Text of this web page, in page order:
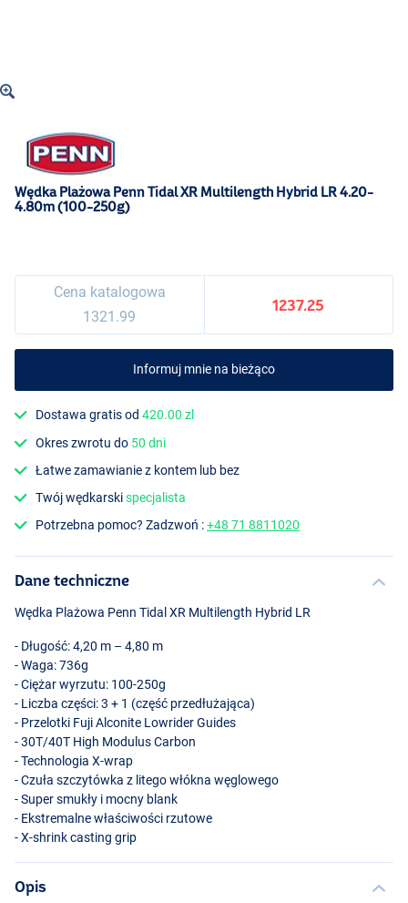
Wędka Plażowa Penn Tidal XR Multilength Hybrid LR 4.20-
4.80m (100-250g)
Cena katalogowa
1321.99
1237.25
Informuj mnie na bieżąco
Dostawa gratis od420.00 zl
Okres zwrotu do 50 dni
Łatwe zamawianie z kontem lub bez
Twój wędkarskispecjalista
Potrzebna pomoc? Zadzwoń :+48 71 8811020
Dane techniczne
Wędka Plażowa Penn Tidal XR Multilength Hybrid LR
- Długość: 4,20 m – 4,80 m
- Waga: 736g
- Ciężar wyrzutu: 100-250g
- Liczba części: 3 + 1 (część przedłużająca)
- Przelotki Fuji Alconite Lowrider Guides
- 30T/40T High Modulus Carbon
- Technologia X-wrap
- Czuła szczytówka z litego włókna węglowego
- Super smukły i mocny blank
- Ekstremalne właściwości rzutowe
- X-shrink casting grip
Opis